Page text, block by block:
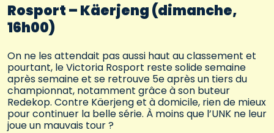
Rosport – Käerjeng (dimanche,
16h00)
On ne les attendait pas aussi haut au classement et
pourtant, le Victoria Rosport reste solide semaine
après semaine et se retrouve 5e après un tiers du
championnat, notamment grâce à son buteur
Redekop. Contre Käerjeng et à domicile, rien de mieux
pour continuer la belle série. À moins que l’UNK ne leur
joue un mauvais tour ?